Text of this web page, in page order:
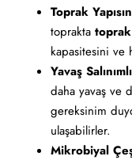
Toprak
toprakta
kapasitesini ve
Yavaş
daha yavaş ve
gereksinim
ulaşabilirler.
Mikrobiyal